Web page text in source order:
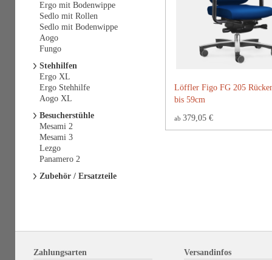
Löffler Figo FG 205
bis 59cm
ab 379,05 €
Ergo mit Bodenwippe
Sedlo mit Rollen
Sedlo mit Bodenwippe
Aogo
Fungo
Stehhilfen
Ergo XL
Ergo Stehhilfe
Aogo XL
Besucherstühle
Mesami 2
Mesami 3
Lezgo
Panamero 2
Zubehör / Ersatzteile
Zahlungsarten Versandinfos